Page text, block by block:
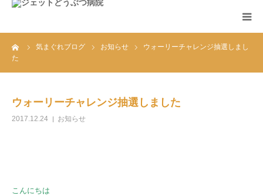
気まぐれブログ お知らせ
ウォーリーチャレンジ抽選しまし
た
ウォーリーチャレンジ抽選しました
2017.12.24 お知らせ
こんにちは
ホーム
アクセス